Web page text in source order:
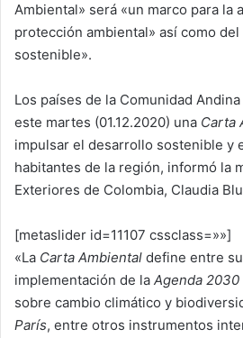
Ambiental» será «un marco para la
protección ambiental» así como
sostenible».
Los países de la Comunidad
este martes (01.12.2020) una Carta
impulsar el desarrollo sostenible y
habitantes de la región, informó la
Exteriores de Colombia, Claudia
[metaslider id=11107 cssclass=»»]
«La Carta Ambiental define entre
implementación de la Agenda 2030
sobre cambio climático y
París, entre otros instrumentos